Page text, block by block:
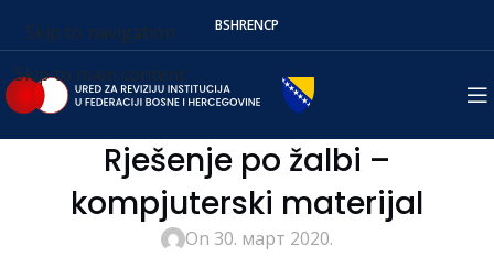
Skip to navigation
Skip to main content
BSHRENСР
Rješenje po žalbi –
kompjuterski materijal
On 30. март 2020.